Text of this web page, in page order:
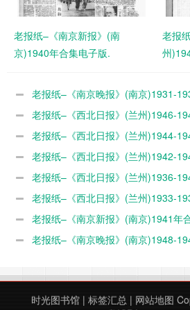
老报纸–《南京新报》(南
京)1940年合集电子版.
老报
州
老报纸–《南京晚报》(南京)1931-
老报纸–《西北日报》(兰州)1946-
老报纸–《西北日报》(兰州)1944-
老报纸–《西北日报》(兰州)1942-
老报纸–《西北日报》(兰州)1936-
老报纸–《西北日报》(兰州)1933-
老报纸–《南京新报》(南京)1941年
老报纸–《南京晚报》(南京)1948-
时光图书馆 | 标签汇总 | 网站地图